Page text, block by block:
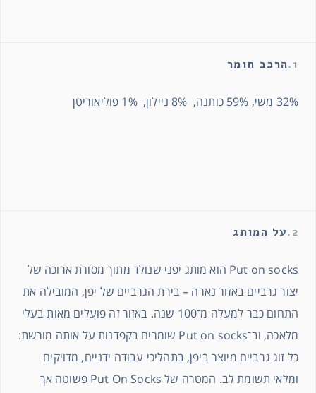
1. הרכב חומר
32% משי, 59% כותנה, 8% ניילון, 1% פוליאוריטן
2. על המותג
Put on socks הוא מותג יפני שנולד מתוך מסורת ארוכה של
יצור גרביים באזור נארה – בירת הגרביים של יפן, המובילה את
התחום כבר למעלה מ־100 שנה. באזור זה פועלים מאות בעלי
מלאכה, וב־Put on socks שומרים בקפדנות על אותה מורשת:
כל זוג גרביים מיוצר ביפן, בתהליכי עבודה ידניים, מדויקים
ומלאי תשומת לב. המטרה של Put On Socks פשוטה אך